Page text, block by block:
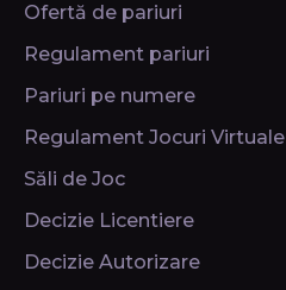
Ofertă de pariuri
Regulament pariuri
Pariuri pe numere
Regulament Jocuri Virtuale
Săli de Joc
Decizie Licentiere
Decizie Autorizare